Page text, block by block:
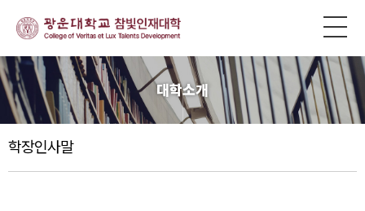
대학소개
학장인사말